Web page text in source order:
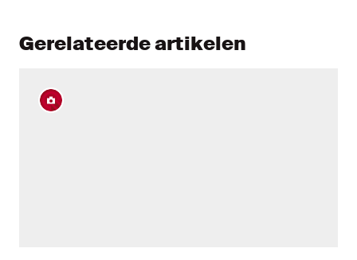
Gerelateerde artikelen